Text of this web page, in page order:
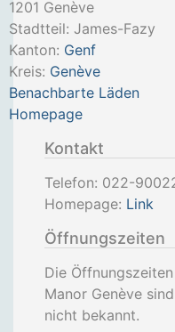
1201 Genève
Stadtteil: James-Fazy
Kanton: Genf
Kreis: Genève
Benachbarte Läden
Homepage
Kontakt
Telefon: 022-
Homepage: Link
Öffnungszeiten
Die
Manor Genève
nicht bekannt.